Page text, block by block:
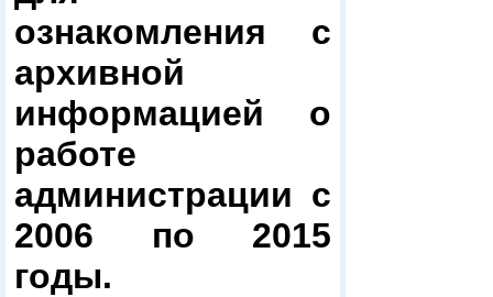
ознакомления с
архивной
информацией о
работе
администрации с
2006 по 2015
годы.